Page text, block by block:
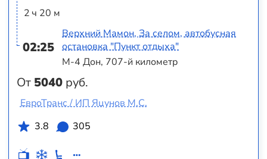
2 ч 20 м
02:25
От 5040 руб.
Верхний Мамон, За селом, автобусная
остановка "Пункт отдыха"
М-4 Дон, 707-й километр
ЕвроТранс / ИП Яцунов М.С.
3.8
305